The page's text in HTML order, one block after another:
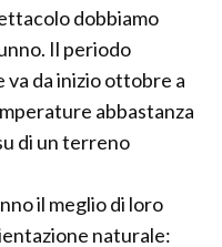
dobbiamo
Il periodo
da inizio ottobre a
abbastanza
di un terreno
il meglio di loro
naturale: